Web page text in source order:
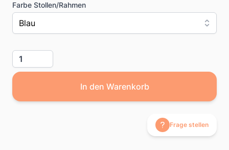
Farbe Stollen/Rahmen
Blau
Menge
In den Warenkorb
Frage stellen